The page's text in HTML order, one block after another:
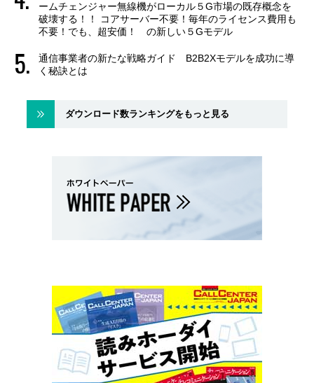
ームチェンジャー無線機がローカル５G市場の既存概念を
破壊する！！ コアサーバー不要！毎年のライセンス費用も
不要！でも、超安価！ の新しい５Gモデル
通信事業者の新たな戦略ガイド B2B2Xモデルを成功に導
く秘訣とは
ダウンロード数ランキングをもっと見る